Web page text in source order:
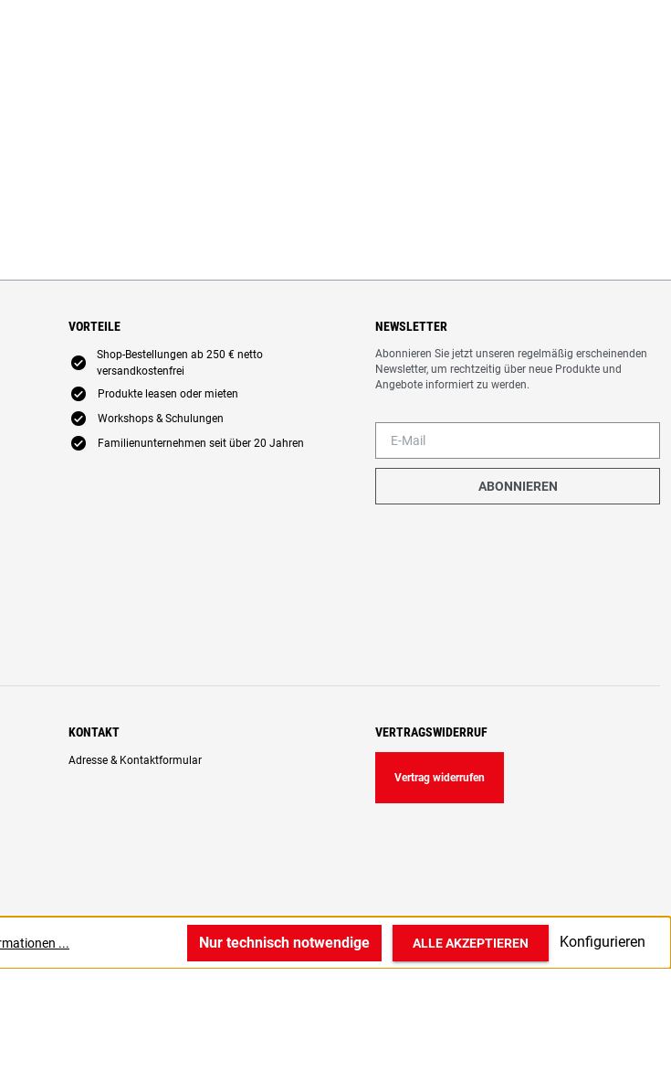
VORTEILE
E
Shop-Bestellungen ab 250 € netto
versandkostenfrei
E Produkte leasen oder mieten
E Workshops & Schulungen
E Familienunternehmen seit über 20 Jahren
NEWSLETTER
Abonnieren Sie jetzt unseren regelmäßig erscheinenden
Newsletter, um rechtzeitig über neue Produkte und
Angebote informiert zu werden.
ABONNIEREN
KONTAKT
Adresse & Kontaktformular
VERTRAGSWIDERRUF
Vertrag widerrufen
... Nur technisch notwendige Konfigurieren
ALLE AKZEPTIEREN